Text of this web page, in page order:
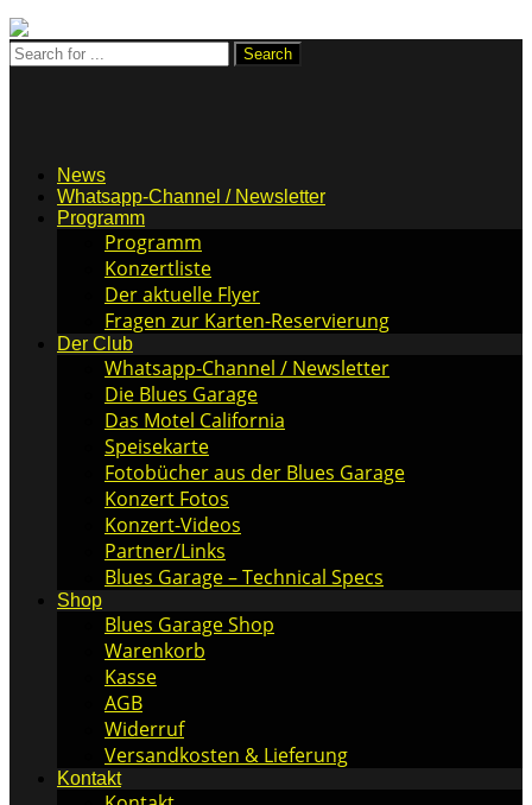
News
Whatsapp-Channel / Newsletter
Programm
Programm
Konzertliste
Der aktuelle Flyer
Fragen zur Karten-Reservierung
Der Club
Whatsapp-Channel / Newsletter
Die Blues Garage
Das Motel California
Speisekarte
Fotobücher aus der Blues Garage
Konzert Fotos
Konzert-Videos
Partner/Links
Blues Garage – Technical Specs
Shop
Blues Garage Shop
Warenkorb
Kasse
AGB
Widerruf
Versandkosten & Lieferung
Kontakt